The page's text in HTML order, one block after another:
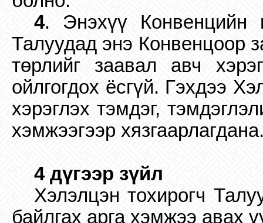
4. Энэхүү Конвенцийн
Талуудад энэ Конвенцоор
төрлийг заавал авч
ойлгогдох ёсгүй. Гэхдээ
хэрэглэх тэмдэг,
хэмжээгээр
4 дүгээр зүйл
Хэлэлцэн тохирогч
байлгах арга хэмжээ авах